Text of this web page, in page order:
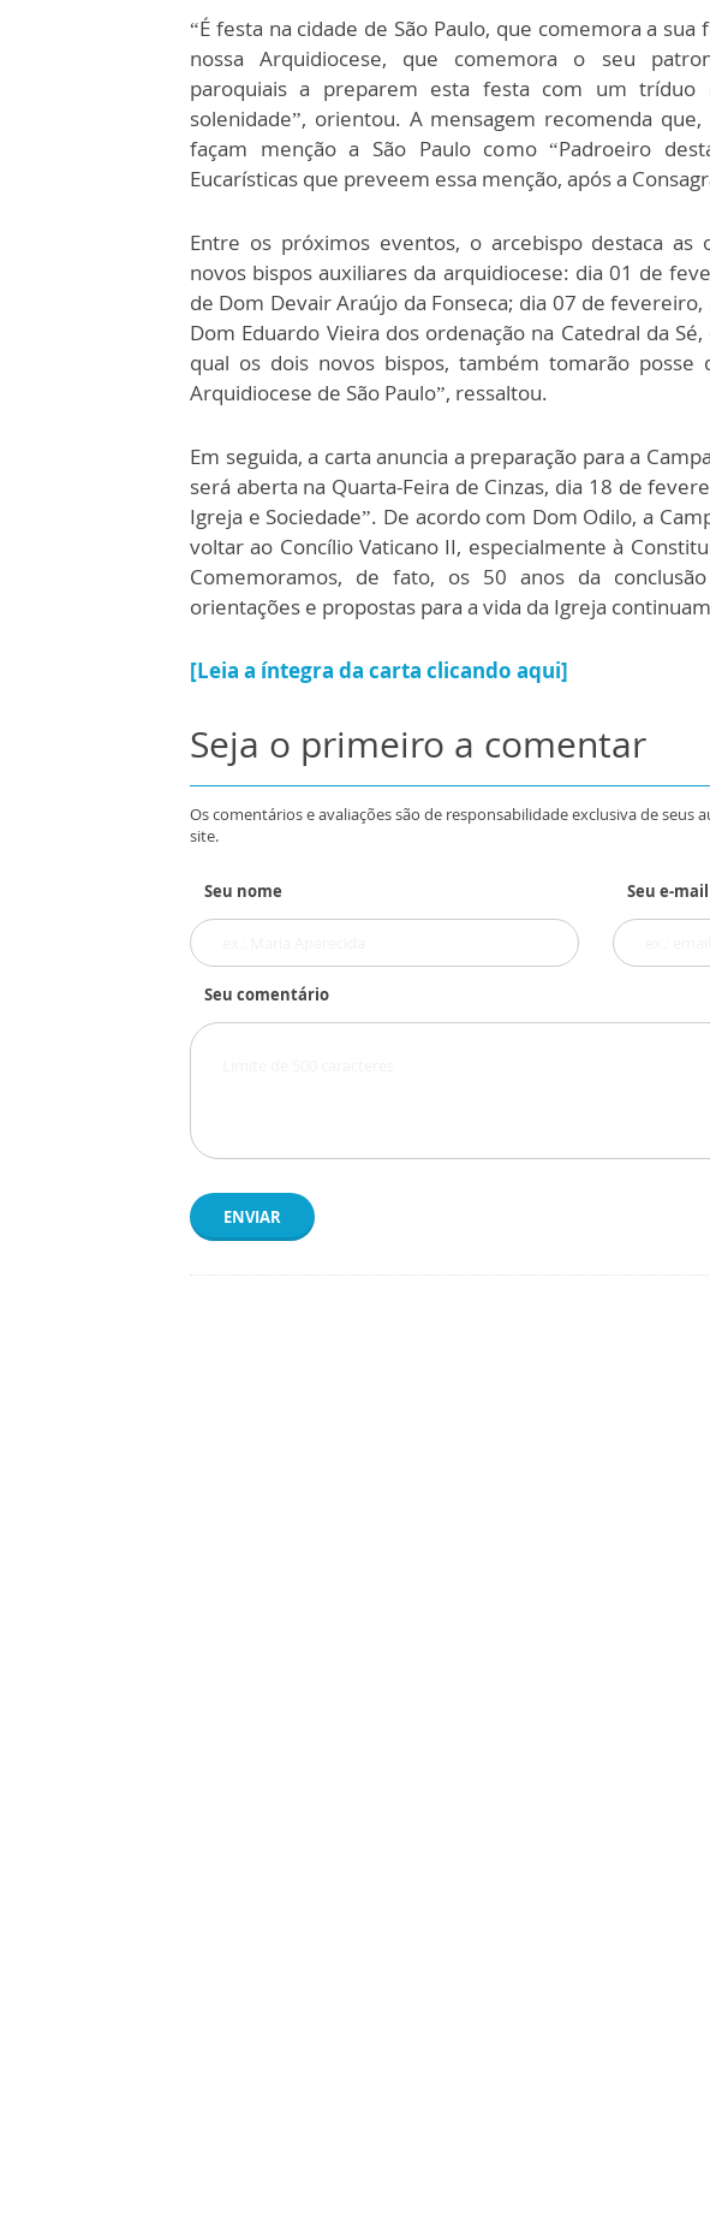
“É festa na cidade de São Paulo, que comemora a
nossa Arquidiocese, que comemora o seu
paroquiais a preparem esta festa com um
solenidade”, orientou. A mensagem recomenda
façam menção a São Paulo como “Padroeiro
Eucarísticas que preveem essa menção, após a
Entre os próximos eventos, o arcebispo destaca as
novos bispos auxiliares da arquidiocese: dia 01 de
de Dom Devair Araújo da Fonseca; dia 07 de fevereiro,
Dom Eduardo Vieira dos ordenação na Catedral da
qual os dois novos bispos, também tomarão posse
Arquidiocese de São Paulo”, ressaltou.
Em seguida, a carta anuncia a preparação para a
será aberta na Quarta-Feira de Cinzas, dia 18 de
Igreja e Sociedade”. De acordo com Dom Odilo, a
voltar ao Concílio Vaticano II, especialmente à
Comemoramos, de fato, os 50 anos da
orientações e propostas para a vida da Igreja
[Leia a íntegra da carta clicando aqui]
Seja o primeiro a comentar
Os comentários e avaliações são de responsabilidade exclusiva de seus
site.
Seu nome Seu e-mail
Seu comentário
ENVIAR